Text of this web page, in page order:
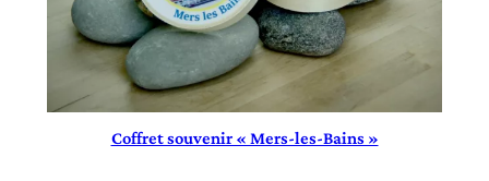
Coffret souvenir « Mers‑les‑Bains »